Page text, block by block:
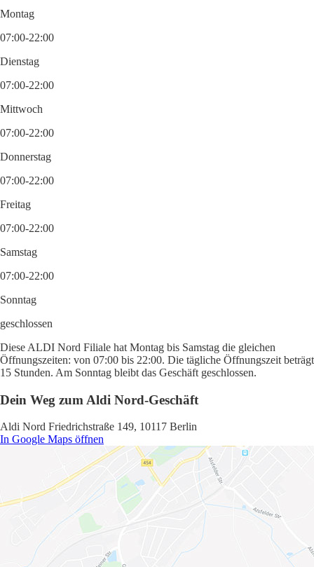
Montag
07:00-22:00
Dienstag
07:00-22:00
Mittwoch
07:00-22:00
Donnerstag
07:00-22:00
Freitag
07:00-22:00
Samstag
07:00-22:00
Sonntag
geschlossen
Diese ALDI Nord Filiale hat Montag bis Samstag die gleichen
Öffnungszeiten: von 07:00 bis 22:00. Die tägliche Öffnungszeit beträgt
15 Stunden. Am Sonntag bleibt das Geschäft geschlossen.
Dein Weg zum Aldi Nord-Geschäft
Aldi Nord Friedrichstraße 149, 10117 Berlin
In Google Maps öffnen